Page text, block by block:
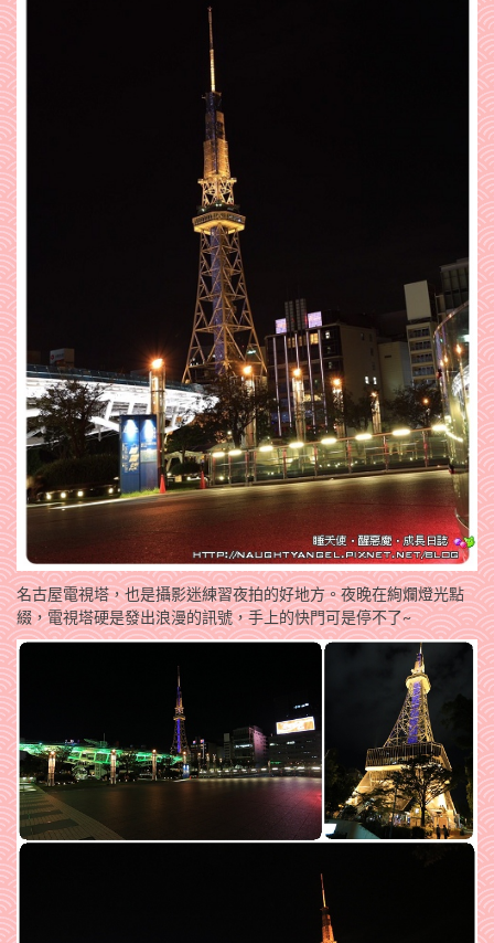
名古屋電視塔，也是攝影迷練習夜拍的好地方。夜晚在絢爛燈光點
綴，電視塔硬是發出浪漫的訊號，手上的快門可是停不了~